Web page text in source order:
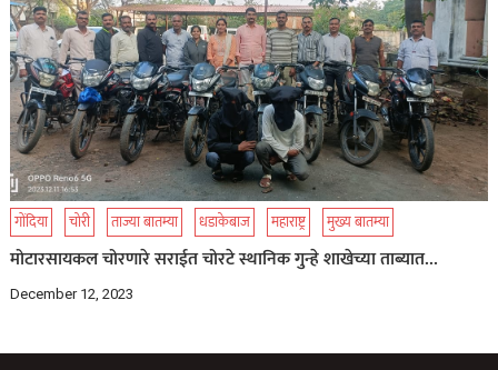
गोंदिया चोरी ताज्या बातम्या धडाकेबाज महाराष्ट्र मुख्य बातम्या
मोटारसायकल चोरणारे सराईत चोरटे स्थानिक गुन्हे शाखेच्या ताब्यात…
December 12, 2023